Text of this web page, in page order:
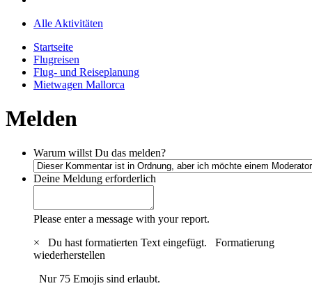
Alle Aktivitäten
Startseite
Flugreisen
Flug- und Reiseplanung
Mietwagen Mallorca
Melden
Warum willst Du das melden?
Deine Meldung erforderlich
Please enter a message with your report.
×
Du hast formatierten Text eingefügt. Formatierung
wiederherstellen
Nur 75 Emojis sind erlaubt.